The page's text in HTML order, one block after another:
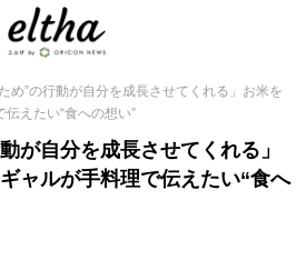
め”の行動が自分を成長させてくれる」お米を
えたい“食への想い”
が自分を成長させてくれる」
ャルが手料理で伝えたい“食へ